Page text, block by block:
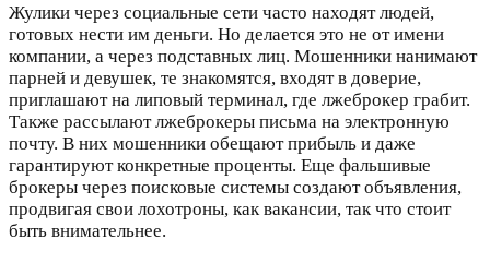
Жулики через социальные сети часто находят людей,
готовых нести им деньги. Но делается это не от имени
компании, а через подставных лиц. Мошенники нанимают
парней и девушек, те знакомятся, входят в доверие,
приглашают на липовый терминал, где лжеброкер грабит.
Также рассылают лжеброкеры письма на электронную
почту. В них мошенники обещают прибыль и даже
гарантируют конкретные проценты. Еще фальшивые
брокеры через поисковые системы создают объявления,
продвигая свои лохотроны, как вакансии, так что стоит
быть внимательнее.